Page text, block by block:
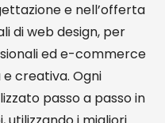
e nell’offerta
di web design, per
ed e-commerce
creativa. Ogni
passo a passo in